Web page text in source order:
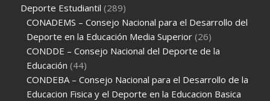
Deporte Estudiantil (289)
CONADEMS – Consejo Nacional para el Desarrollo del
Deporte en la Educación Media Superior (26)
CONDDE – Consejo Nacional del Deporte de la
Educación (44)
CONDEBA – Consejo Nacional para el Desarrollo de la
Educacion Fisica y el Deporte en la Educacion Basica